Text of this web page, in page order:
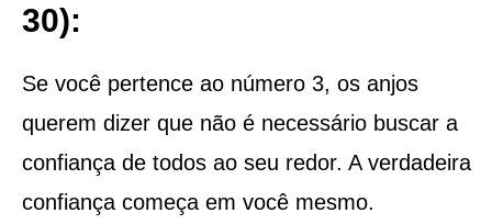
30):
Se você pertence ao número 3, os anjos
querem dizer que não é necessário buscar a
confiança de todos ao seu redor. A verdadeira
confiança começa em você mesmo.